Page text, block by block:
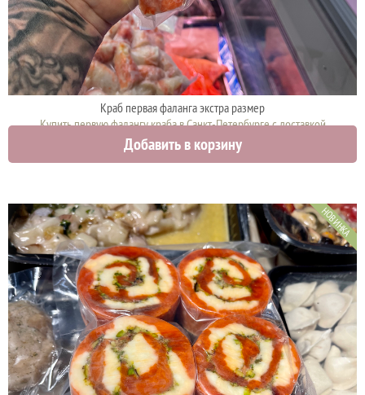
Краб первая фаланга экстра размер
Купить первую фалангу краба в Санкт-Петербурге с доставкой
12000 руб.
Добавить в корзину
НОВИНКА